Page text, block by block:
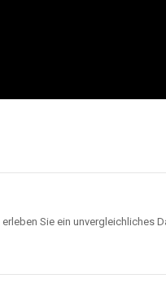
erleben Sie ein unvergleichliches